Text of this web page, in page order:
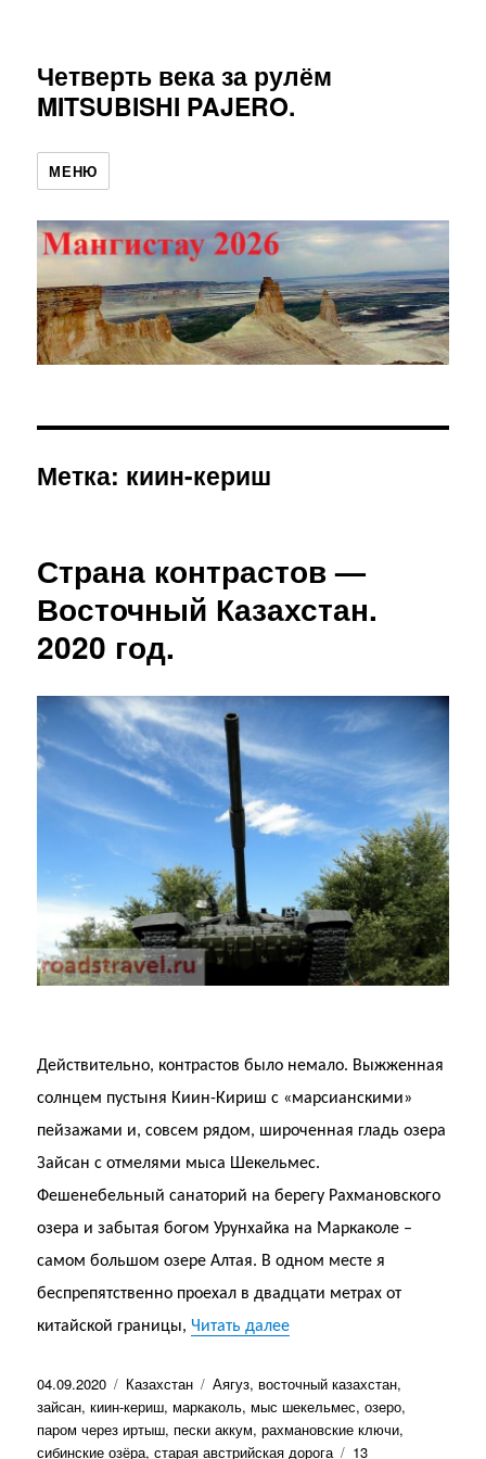
Четверть века за рулём
MITSUBISHI PAJERO.
МЕНЮ
Метка: киин-кериш
Страна контрастов —
Восточный Казахстан.
2020 год.
Действительно, контрастов было немало. Выжженная
солнцем пустыня Киин-Кириш с «марсианскими»
пейзажами и, совсем рядом, широченная гладь озера
Зайсан с отмелями мыса Шекельмес.
Фешенебельный санаторий на берегу Рахмановского
озера и забытая богом Урунхайка на Маркаколе –
самом большом озере Алтая. В одном месте я
беспрепятственно проехал в двадцати метрах от
китайской границы,Читать далее«Страна контрастов —
Опубликовано
04.09.2020 Рубрики
Казахстан Метки
Аягуз,восточный казахстан,
зайсан,киин-кериш,маркаколь,мыс шекельмес,озеро,
паром через иртыш,пески аккум,рахмановские ключи,
сибинские озёра,старая австрийская дорога
13